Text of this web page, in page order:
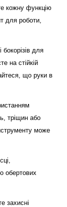
кожну функцію
для роботи,
бокорізів для
на стійкій
що руки в
тріщин або
може
обертових
захисні